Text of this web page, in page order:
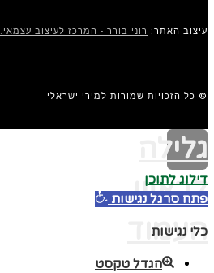
עיצוב האתר: רוני בורר - המרכז לעיצוב עצמאי.
© כל הזכויות שמורות למירי ישראלי
גלילה
לראש
העמוד
דילוג לתוכן
פתח סרגל נגישות
כלי נגישות
הגדל טקסט